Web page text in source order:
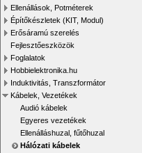
Ellenállások, Potméterek
Építőkészletek (KIT, Modul)
Erősáramú szerelés
Fejlesztőeszközök
Foglalatok
Hobbielektronika.hu
Induktivitás, Transzformátor
Kábelek, Vezetékek
Audió kábelek
Egyeres vezetékek
Ellenálláshuzal, fűtőhuzal
Hálózati kábelek